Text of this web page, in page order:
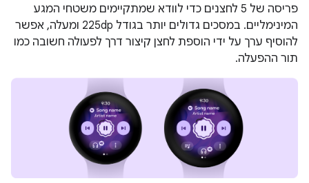
פריסה של 5 לחצנים כדי לוודא שמתקיימים משטחי המגע
המינימליים. במסכים גדולים יותר בגודל 225dp ומעלה, אפשר
להוסיף ערך על ידי הוספת לחצן קיצור דרך לפעולה חשובה כמו
תור ההפעלה.